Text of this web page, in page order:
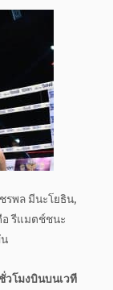
รพล มีนะโยธิน,
รีแมตช์ชนะ
วโมงบินบนเวที